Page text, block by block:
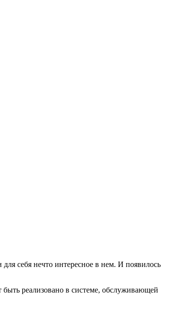
себя нечто интересное в нем. И появилось
реализовано в системе, обслуживающей